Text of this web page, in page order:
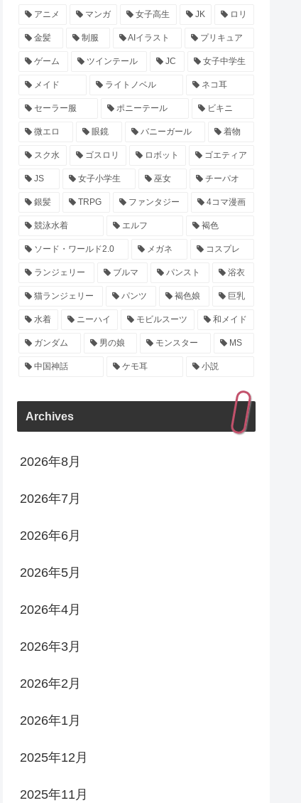
アニメ マンガ 女子高生 JK ロリ
金髪 制服 AIイラスト プリキュア
ゲーム ツインテール JC 女子中学生
メイド ライトノベル ネコ耳
セーラー服 ポニーテール ビキニ
微エロ 眼鏡 バニーガール 着物
スク水 ゴスロリ ロボット ゴエティア
JS 女子小学生 巫女 チーパオ
銀髪 TRPG ファンタジー 4コマ漫画
競泳水着 エルフ 褐色
ソード・ワールド2.0 メガネ コスプレ
ランジェリー ブルマ パンスト 浴衣
猫ランジェリー パンツ 褐色娘 巨乳
水着 ニーハイ モビルスーツ 和メイド
ガンダム 男の娘 モンスター MS
中国神話 ケモ耳 小説
Archives
2026年8月
2026年7月
2026年6月
2026年5月
2026年4月
2026年3月
2026年2月
2026年1月
2025年12月
2025年11月